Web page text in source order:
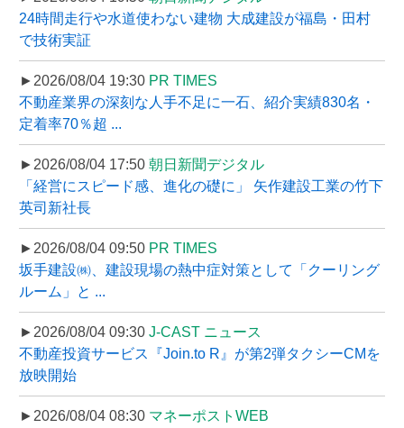
24時間走行や水道使わない建物 大成建設が福島・田村
で技術実証
►2026/08/04 19:30 PR TIMES
不動産業界の深刻な人手不足に一石、紹介実績830名・
定着率70％超 ...
►2026/08/04 17:50 朝日新聞デジタル
「経営にスピード感、進化の礎に」 矢作建設工業の竹下
英司新社長
►2026/08/04 09:50 PR TIMES
坂手建設㈱、建設現場の熱中症対策として「クーリング
ルーム」と ...
►2026/08/04 09:30 J-CAST ニュース
不動産投資サービス『Join.to R』が第2弾タクシーCMを
放映開始
►2026/08/04 08:30 マネーポストWEB